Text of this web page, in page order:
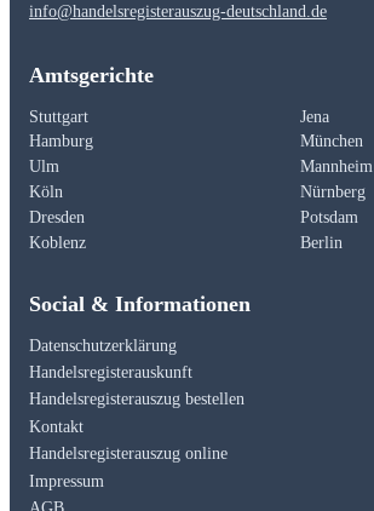
info@handelsregisterauszug-deutschland.de
Amtsgerichte
Stuttgart
Jena
Hamburg
München
Ulm
Mannheim
Köln
Nürnberg
Dresden
Potsdam
Koblenz
Berlin
Social & Informationen
Datenschutzerklärung
Handelsregisterauskunft
Handelsregisterauszug bestellen
Kontakt
Handelsregisterauszug online
Impressum